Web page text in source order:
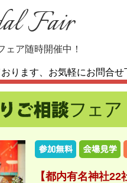
Fair
ェア随時開催中！
ります、 お気軽にお問合せ
【都内有名神社